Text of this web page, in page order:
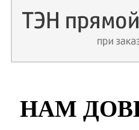
НАМ